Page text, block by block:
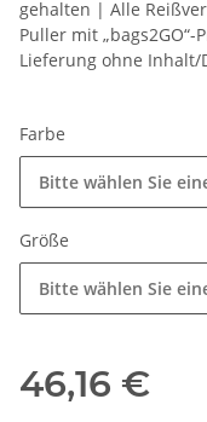
gehalten | Alle
Puller mit
Lieferung ohne Inhalt/
Farbe
Bitte wählen Sie
Größe
Bitte wählen Sie
46,16 €